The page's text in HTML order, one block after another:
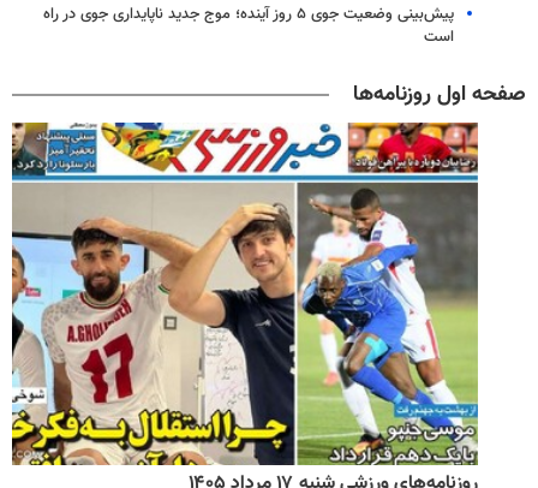
پیش‌بینی وضعیت جوی ۵ روز آینده؛ موج جدید ناپایداری جوی در راه
است
صفحه اول روزنامه‌ها